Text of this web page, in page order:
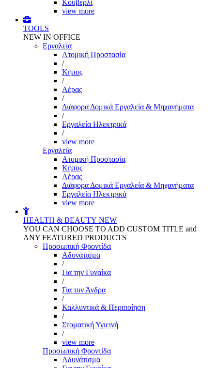
Κουβερλί
view more
TOOLS
NEW IN OFFICE
Εργαλεία
Aτομική Προστασία
/
Kήπος
/
Αέρας
/
Διάφορα Δομικά Εργαλεία & Μηχανήματα
/
Εργαλεία Ηλεκτρικά
/
view more
Εργαλεία
Aτομική Προστασία
Kήπος
Αέρας
Διάφορα Δομικά Εργαλεία & Μηχανήματα
Εργαλεία Ηλεκτρικά
view more
HEALTH & BEAUTY NEW
YOU CAN CHOOSE TO ADD CUSTOM TITLE and
ANY FEATURED PRODUCTS
Προσωπική Φροντίδα
Αδυνάτισμα
/
Για την Γυναίκα
/
Για τον Άνδρα
/
Καλλυντικά & Περιποίηση
/
Στοματική Υγιεινή
/
view more
Προσωπική Φροντίδα
Αδυνάτισμα